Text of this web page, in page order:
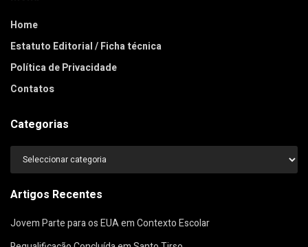
Home
Estatuto Editorial / Ficha técnica
Política de Privacidade
Contatos
Categorias
Categorias
Artigos Recentes
Jovem Parte para os EUA em Contexto Escolar